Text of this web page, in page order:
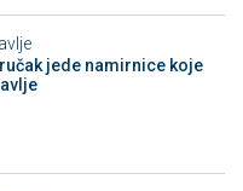
jede namirnice koje